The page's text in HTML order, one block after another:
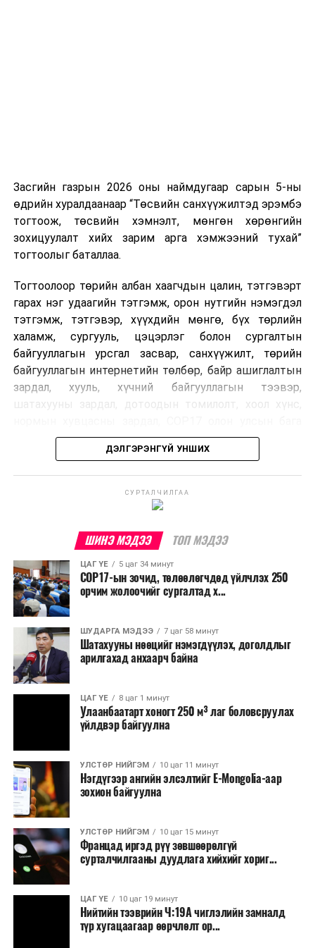
Шинэ хууль Францын зах зээлд үйлчилдэг гадаадын
дуудлагын төвүүдэд нөлөөлөхөөр байна. Тухайлбал,
Мароккогийн дуудлагын төвүүдийн орлогын 80 гаруй
хувь Францын зах зээлээс бүрддэг бөгөөд тус улсын
40–50 мянган ажлын байр эрсдэлд орж болзошгүйг
Засгийн газрын 2026 оны наймдугаар сарын 5-ны
өдрийн хуралдаанаар “Төсвийн санхүүжилтэд эрэмбэ
тогтоож, төсвийн хэмнэлт, мөнгөн хөрөнгийн
зохицуулалт хийх зарим арга хэмжээний тухай”
тогтоолыг баталлаа.
Тогтоолоор төрийн албан хаагчдын цалин, тэтгэвэрт
гарах нэг удаагийн тэтгэмж, орон нутгийн нэмэгдэл
тэтгэмж, тэтгэвэр, хүүхдийн мөнгө, бүх төрлийн
халамж, сургууль, цэцэрлэг болон сургалтын
байгууллагын урсгал засвар, санхүүжилт, төрийн
байгууллагын интернетийн төлбөр, байр ашиглалтын
зардал, хууль, хүчний байгууллагын тээвэр,
хурлын зардал, Засгийн газрын өр, орон нутгийн нөөц
хөрөнгийн санхүүжилтийг хэвийн үргэлжлүүлэхээр
шийдвэрлэжээ.
Харин дараах зардлыг хязгаарлахаар болсон байна.
шийдвэртэйгээс бусад хурал, зөвлөгөөн, ой,
тэмдэглэлт өдөр, найр наадам, соёлын арга
хэмжээ;
Урьдчилан төлөвлөсөн төрийн өндөр албан
тушаалтны томилолтоос бусад гадаад
томилолт, гадаадын зочин хүлээн авах зардал;
Зайлшгүй шаардлагагүй тоног төхөөрөмж,
тавилга, автомашин худалдан авах;
Батлан хамгаалах, хууль зүйн салбараас бусад
Хуулиар заавал мэдээлэхээс бусад кино,
контент, хэвлэлийн зардал;
Заавал олгохоос бусад тэтгэмж, урамшуулал.
Санхүүгийн хэмнэлтийн горимыг 2026 оны
арванхоёрдугаар сарын 31 хүртэл мөрдөнө. Харин
эрүүл мэндийн салбар уг хэмнэлтийн горимд
хамрагдахгүй бөгөөд цэцэрлэг, сургуулийн хүүхдийн
эрт илрүүлэг, вакцинжуулалт, томуу, томуу төст
өвчний эсрэг арга хэмжээ зэрэг зайлшгүй
ДЭЛГЭРЭНГҮЙ УНШИХ
СУРТАЛЧИЛГАА
ШИНЭ МЭДЭЭ ТОП МЭДЭЭ
ЦАГ ҮЕ 5 цаг 34 минут
COP17-ын зочид, төлөөлөгчдөд үйлчлэх 250
орчим жолоочийг сургалтад х...
ШУДАРГА МЭДЭЭ 7 цаг 58 минут
Шатахууны нөөцийг нэмэгдүүлэх, доголдлыг
арилгахад анхаарч байна
ЦАГ ҮЕ 8 цаг 1 минут
Улаанбаатарт хоногт 250 м³ лаг боловсруулах
үйлдвэр байгуулна
УЛСТӨР НИЙГЭМ 10 цаг 11 минут
Нэгдүгээр ангийн элсэлтийг E-Mongolia-аар
зохион байгуулна
УЛСТӨР НИЙГЭМ 10 цаг 15 минут
Францад иргэд рүү зөвшөөрөлгүй
сурталчилгааны дуудлага хийхийг хориг...
ЦАГ ҮЕ 10 цаг 19 минут
Нийтийн тээврийн Ч:19А чиглэлийн замналд
түр хугацаагаар өөрчлөлт ор...